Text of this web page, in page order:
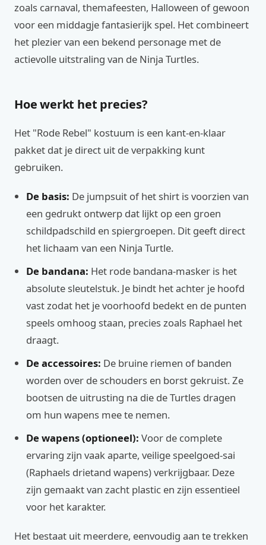
zoals carnaval, themafeesten, Halloween of gewoon
voor een middagje fantasierijk spel. Het combineert
het plezier van een bekend personage met de
actievolle uitstraling van de Ninja Turtles.
Hoe werkt het precies?
Het "Rode Rebel" kostuum is een kant-en-klaar
pakket dat je direct uit de verpakking kunt
gebruiken.
De basis: De jumpsuit of het shirt is voorzien van
een gedrukt ontwerp dat lijkt op een groen
schildpadschild en spiergroepen. Dit geeft direct
het lichaam van een Ninja Turtle.
De bandana: Het rode bandana-masker is het
absolute sleutelstuk. Je bindt het achter je hoofd
vast zodat het je voorhoofd bedekt en de punten
speels omhoog staan, precies zoals Raphael het
draagt.
De accessoires: De bruine riemen of banden
worden over de schouders en borst gekruist. Ze
bootsen de uitrusting na die de Turtles dragen
om hun wapens mee te nemen.
De wapens (optioneel): Voor de complete
ervaring zijn vaak aparte, veilige speelgoed-sai
(Raphaels drietand wapens) verkrijgbaar. Deze
zijn gemaakt van zacht plastic en zijn essentieel
voor het karakter.
Het bestaat uit meerdere, eenvoudig aan te trekken